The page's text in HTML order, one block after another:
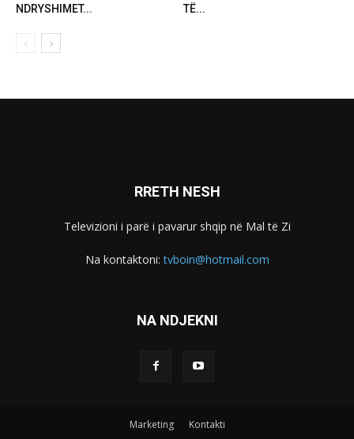
NDRYSHIMET...
TË...
RRETH NESH
Televizioni i parë i pavarur shqip në Mal të Zi
Na kontaktoni:tvboin@hotmail.com
NA NDJEKNI
Marketing Kontakti